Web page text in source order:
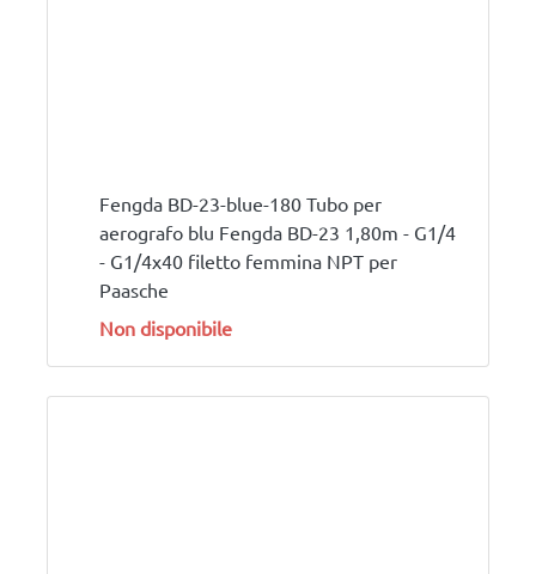
Fengda BD-23-blue-180 Tubo per
aerografo blu Fengda BD-23 1,80m - G1/4
- G1/4x40 filetto femmina NPT per
Paasche
Non disponibile